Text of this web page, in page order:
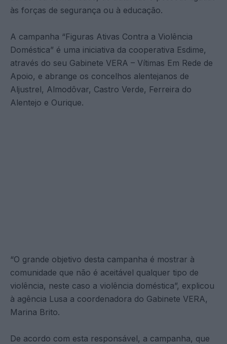
às forças de segurança ou à educação.
A campanha “Figuras Ativas Contra a Violência
Doméstica” é uma iniciativa da cooperativa Esdime,
através do seu Gabinete VERA – Vítimas Em Rede de
Apoio, e abrange os concelhos alentejanos de
Aljustrel, Almodôvar, Castro Verde, Ferreira do
Alentejo e Ourique.
“O grande objetivo desta campanha é mostrar à
comunidade que não é aceitável qualquer tipo de
violência, neste caso a violência doméstica”, explicou
à agência Lusa a coordenadora do Gabinete VERA,
Marina Brito.
De acordo com esta responsável, a campanha, que